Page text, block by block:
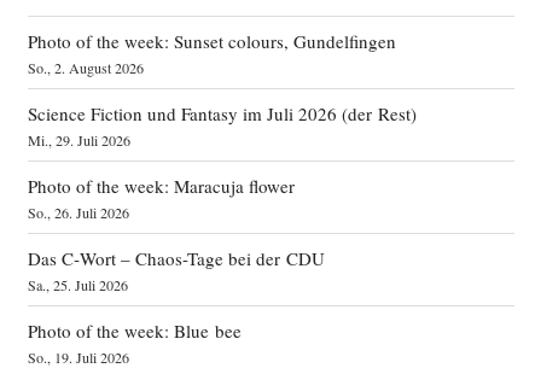
Photo of the week: Sunset colours, Gundelfingen
So., 2. August 2026
Science Fiction und Fantasy im Juli 2026 (der Rest)
Mi., 29. Juli 2026
Photo of the week: Maracuja flower
So., 26. Juli 2026
Das C‑Wort – Chaos-Tage bei der CDU
Sa., 25. Juli 2026
Photo of the week: Blue bee
So., 19. Juli 2026